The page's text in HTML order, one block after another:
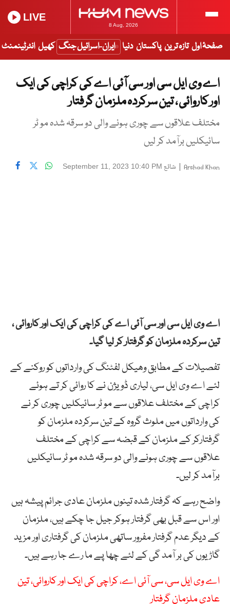
8 Aug, 2026
LIVE
صفحۂ اول تازہ ترین پاکستان دنیا ایران-اسرائیل جنگ کھیل انٹرٹینمنٹ
اے وی ایل سی اور سی آئی اے کی کراچی کی ایک
اور کاروائی ، تین سرکردہ ملزمان گرفتار
مختلف علاقوں سے چوری ہونے والی دو سرقہ شدہ مو ٹر
سائیکلیں برآمد کر لیں
Arshad Khan
| شائع September 11, 2023 10:40 PM
اے وی ایل سی اور سی آئی اے کی کراچی کی ایک اور کاروائی ،
تین سرکردہ ملزمان کو گرفتار کر لیا گیا۔
تفصیلات کے مطابق وھیکل لفٹنگ کی وارداتوں کو روکنے کے
لئے اے وی ایل سی، لیاری ڈویژن نے کا روائی کر تے ہوئے
کراچی کے مختلف علاقوں سے مو ٹر سائیکلیں چوری کر نے
کی وارداتوں میں ملوث گروہ کے تین سرکردہ ملزمان کو
گرفتارکر کے ملزمان کے قبضہ سے کراچی کے مختلف
علاقوں سے چوری ہونے والی دو سرقہ شدہ مو ٹر سائیکلیں
برآمد کر لیں۔
واضح رہے کہ گرفتار شدہ تینوں ملزمان عادی جرائم پیشہ ہیں
اور اس سے قبل بھی گرفتار ہوکر جیل جا چکے ہیں، ملزمان
کے دیگر عدم گرفتار مفرور ساتھی ملزمان کی گرفتاری اور مزید
گاڑیوں کی بر آمد گی کے لئے چھا پے ما رے جا رہے ہیں۔
اے وی ایل سی، سی آئی اے، کراچی کی ایک اور کاروائی، تین
عادی ملزمان گرفتار